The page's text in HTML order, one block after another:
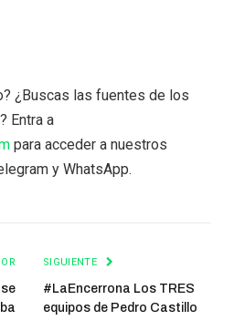
¿Buscas las fuentes de los
Entra a
para acceder a nuestros
y WhatsApp.
SIGUIENTE
#LaEncerrona Los TRES
equipos de Pedro Castillo